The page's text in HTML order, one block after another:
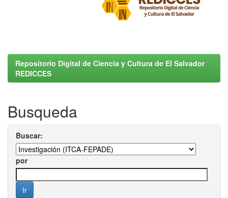
Repositorio Digital de Ciencia y Cultura de El Salvador
REDICCES
Busqueda
Buscar:
por